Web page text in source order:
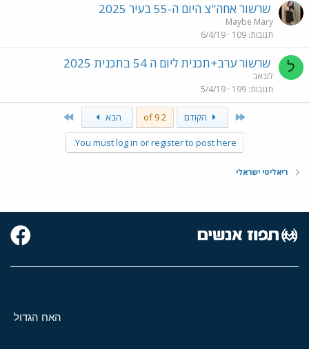
שרשור אחה"צ היום ה-55 בעיר 2025
Maybe Mary
תגובות 109
6/4/19
ל שרשור ערב+תכנית ליום ה 54 בתכנית 2025
לובאב
תגובות 199
5/4/19
First הקודם 2 of 9 הבא
You must log in or register to post here.
ריאליטי ישראלי
האח הגדול